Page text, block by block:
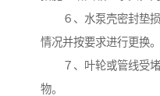
６、水泵壳密封垫损
情况并按要求进行更换。
７、叶轮或管线受堵
物。